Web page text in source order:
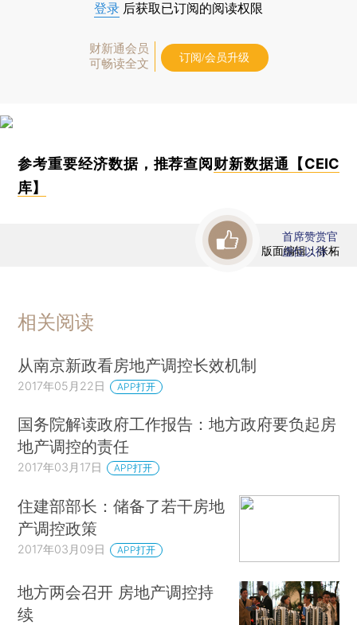
登录 后获取已订阅的阅读权限
财新通会员
可畅读全文
订阅/会员升级
参考重要经济数据，推荐查阅 财新数据通【CEIC
库】
版面编辑：张柘
首席赞赏官
虚位以待
相关阅读
从南京新政看房地产调控长效机制
2017年05月22日 APP打开
国务院解读政府工作报告：地方政府要负起房
地产调控的责任
2017年03月17日 APP打开
住建部部长：储备了若干房地
产调控政策
2017年03月09日 APP打开
地方两会召开 房地产调控持
续